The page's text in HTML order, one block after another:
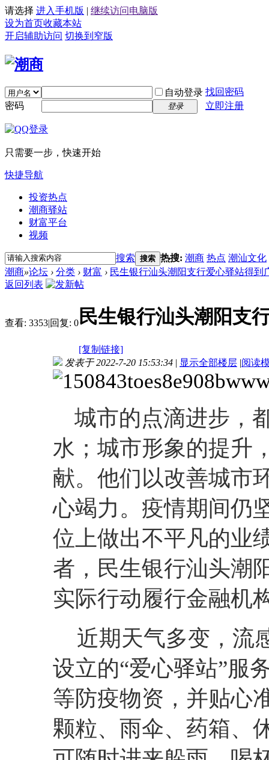
请选择 进入手机版 | 继续访问电脑版
设为首页收藏本站
开启辅助访问 切换到窄版
自动登录 找回密码
密码
登录 立即注册
只需要一步，快速开始
快捷导航
投资热点
潮商驿站
财富平台
视频
搜索 搜索 热搜: 潮商 热点 潮汕文化
潮商»论坛 › 分类 › 财富 › 民生银行汕头潮阳支行爱心驿站得到
返回列表
查看: 3353|回复: 0民生银行汕头潮阳支
[复制链接]
发表于 2022-7-20 15:53:34 | 显示全部楼层 |阅读
城市的点滴进步，
水；城市形象的提升
献。他们以改善城市
心竭力。疫情期间仍
位上做出不平凡的业
者， 民生银行汕头潮
实际行动履行金融机
近期天气多变，流
设立的“爱心驿站”服
等防疫物资，并贴心
颗粒、雨伞、药箱、